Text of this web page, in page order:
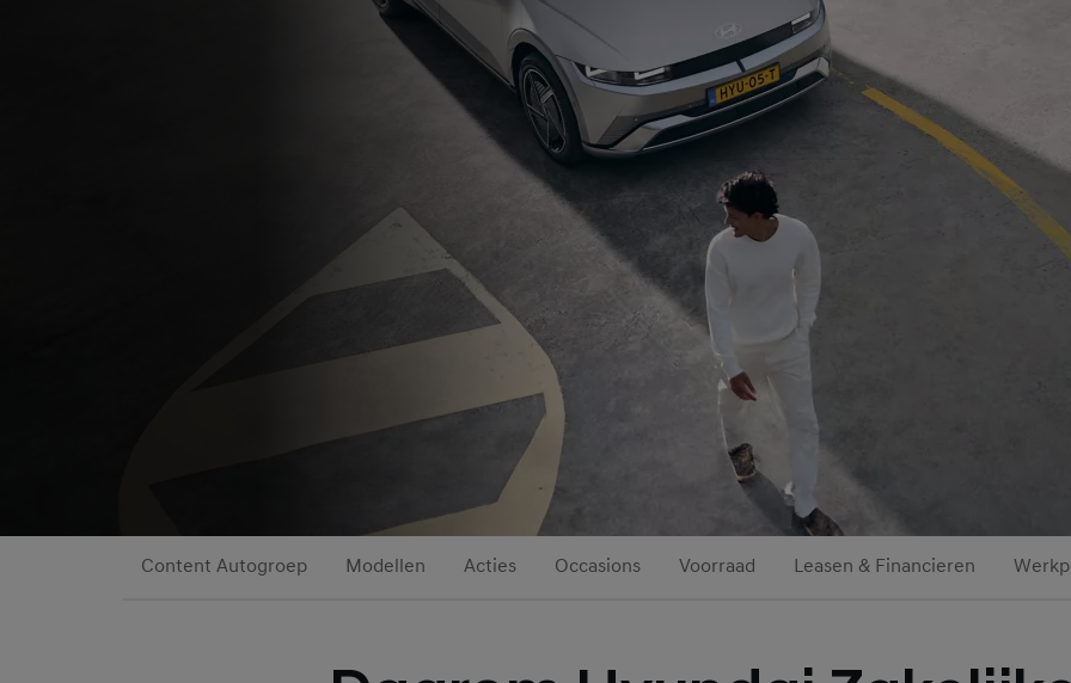
Content Autogroep Modellen Acties Occasions Voorraad Leasen & Financieren